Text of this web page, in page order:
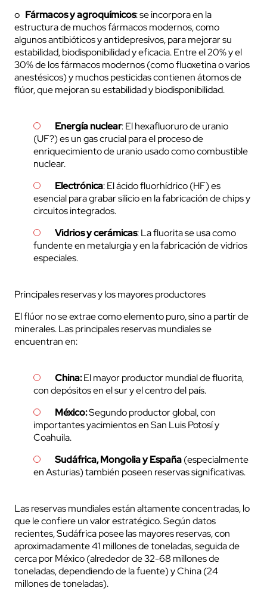
o Fármacos y agroquímicos: se incorpora en la
estructura de muchos fármacos modernos, como
algunos antibióticos y antidepresivos, para mejorar su
estabilidad, biodisponibilidad y eficacia. Entre el 20% y el
30% de los fármacos modernos (como fluoxetina o varios
anestésicos) y muchos pesticidas contienen átomos de
flúor, que mejoran su estabilidad y biodisponibilidad.
Energía nuclear: El hexafluoruro de uranio
(UF?) es un gas crucial para el proceso de
enriquecimiento de uranio usado como combustible
nuclear.
Electrónica: El ácido fluorhídrico (HF) es
esencial para grabar silicio en la fabricación de chips y
circuitos integrados.
Vidrios y cerámicas: La fluorita se usa como
fundente en metalurgia y en la fabricación de vidrios
especiales.
Principales reservas y los mayores productores
El flúor no se extrae como elemento puro, sino a partir de
minerales. Las principales reservas mundiales se
encuentran en:
China:El mayor productor mundial de fluorita,
con depósitos en el sur y el centro del país.
México:Segundo productor global, con
importantes yacimientos en San Luis Potosí y
Coahuila.
Sudáfrica, Mongolia y España(especialmente
en Asturias) también poseen reservas significativas.
Las reservas mundiales están altamente concentradas, lo
que le confiere un valor estratégico. Según datos
recientes, Sudáfrica posee las mayores reservas, con
aproximadamente 41 millones de toneladas, seguida de
cerca por México (alrededor de 32-68 millones de
toneladas, dependiendo de la fuente) y China (24
millones de toneladas).